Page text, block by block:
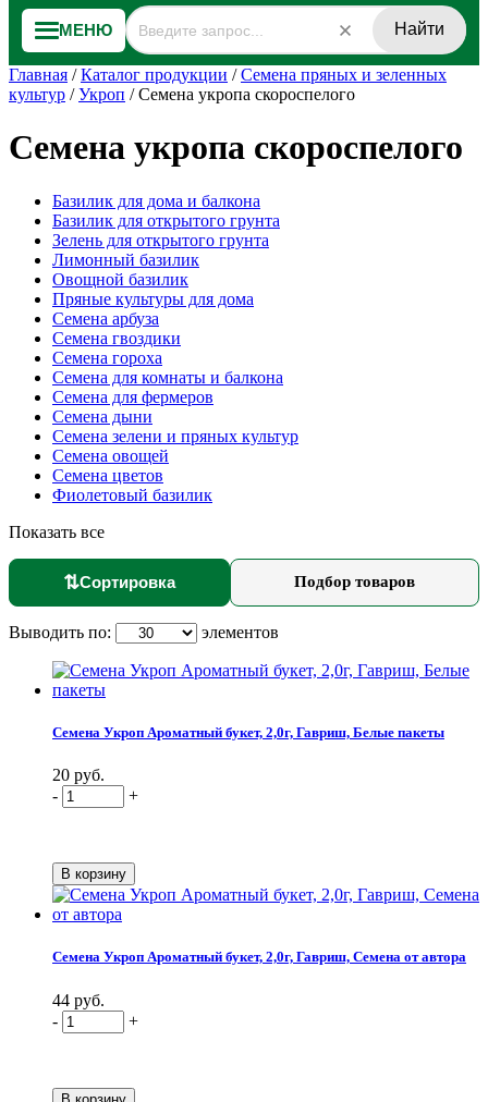
МЕНЮ Найти
Главная /Каталог продукции /Семена пряных и зеленных
культур /Укроп /Семена укропа скороспелого
Семена укропа скороспелого
Базилик для дома и балкона
Базилик для открытого грунта
Зелень для открытого грунта
Лимонный базилик
Овощной базилик
Пряные культуры для дома
Семена арбуза
Семена гвоздики
Семена гороха
Семена для комнаты и балкона
Семена для фермеров
Семена дыни
Семена зелени и пряных культур
Семена овощей
Семена цветов
Фиолетовый базилик
Показать все
⇅Сортировка Подбор товаров
Выводить по: элементов
Семена Укроп Ароматный букет, 2,0г, Гавриш, Белые пакеты
20 руб.
-
+
Семена Укроп Ароматный букет, 2,0г, Гавриш, Семена от автора
44 руб.
-
+